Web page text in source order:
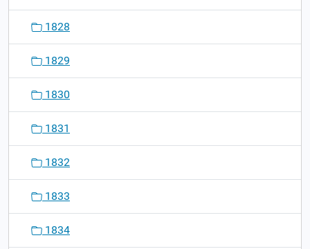
1828
1829
1830
1831
1832
1833
1834